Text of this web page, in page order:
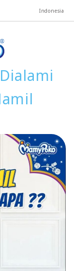
Indonesia